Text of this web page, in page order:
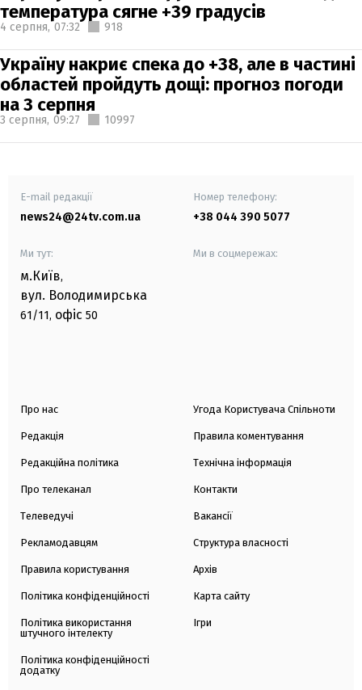
температура сягне +39 градусів
4 серпня, 07:32 918
Україну накриє спека до +38, але в частині
областей пройдуть дощі: прогноз погоди
на 3 серпня
3 серпня, 09:27 10997
E-mail редакції
news24@24tv.com.ua
Номер телефону:
+38 044 390 5077
Ми тут:
м.Київ,
вул. Володимирська
61/11, офіс 50
Ми в соцмережах:
Про нас
Редакція
Редакційна політика
Про телеканал
Телеведучі
Рекламодавцям
Правила користування
Політика конфіденційності
Політика використання
штучного інтелекту
Політика конфіденційності
додатку
Угода Користувача Спільноти
Правила коментування
Технічна інформація
Контакти
Вакансії
Структура власності
Архів
Карта сайту
Ігри